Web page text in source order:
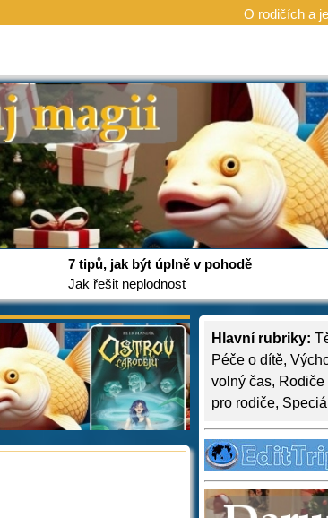
O rodičích a
7 tipů, jak být úplně v pohodě
Jak řešit neplodnost
Hlavní rubriky:
Péče o dítě,
volný čas, Rodiče
pro rodiče,